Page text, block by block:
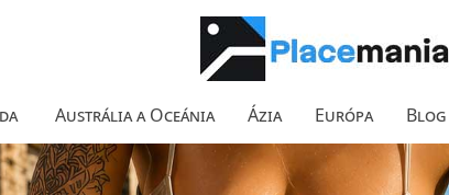
Austrália a Oceánia Ázia Európa Blog